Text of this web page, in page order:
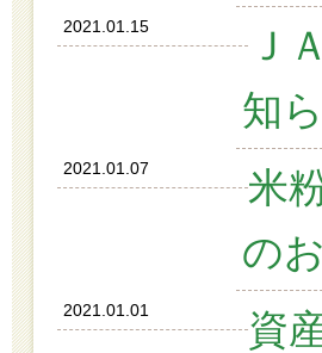
2021.01.15
Ｊ
知
2021.01.07
米
の
2021.01.01 資